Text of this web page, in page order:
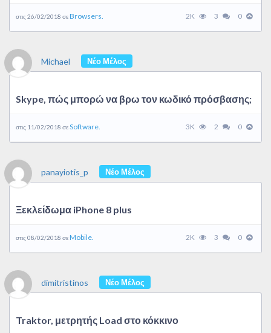
στις 26/02/2018 σεBrowsers. 2K 3 0
Michael Νέο Μέλος
Skype, πώς μπορώ να βρω τον κωδικό πρόσβασης;
στις 11/02/2018 σεSoftware. 3K 2 0
panayiotis_p Νέο Μέλος
Ξεκλείδωμα iPhone 8 plus
στις 08/02/2018 σεMobile. 2K 3 0
dimitristinos Νέο Μέλος
Traktor, μετρητής Load στο κόκκινο